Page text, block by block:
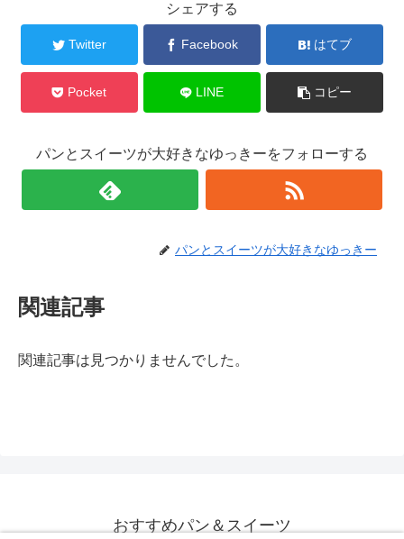
シェアする
Twitter Facebook はてブ
Pocket LINE コピー
パンとスイーツが大好きなゆっきーをフォローする
パンとスイーツが大好きなゆっきー
関連記事
関連記事は見つかりませんでした。
おすすめパン＆スイーツ